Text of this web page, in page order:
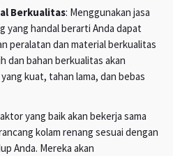
Berkualitas: Menggunakan jasa
yang handal berarti Anda dapat
peralatan dan material berkualitas
dan bahan berkualitas akan
kuat, tahan lama, dan bebas
yang baik akan bekerja sama
kolam renang sesuai dengan
Anda. Mereka akan